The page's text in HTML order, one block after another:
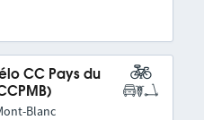
CC Pays du
Blanc